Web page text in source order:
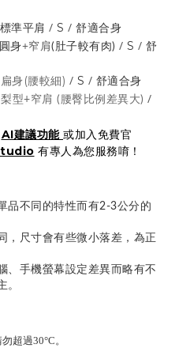
準平肩 / S / 舒適合身
身+窄肩(肚子較有肉) / S / 舒
身(腰較細) / S / 舒適合身
型+窄肩 (腰臀比例差異大) /
AI建議功能 或加入免費官
有專人為您服務唷！
品不同的特性而有2-3公分的
，尺寸會有些微小落差，為正
、手機螢幕設定差異而略有不
。
超過30°C 。